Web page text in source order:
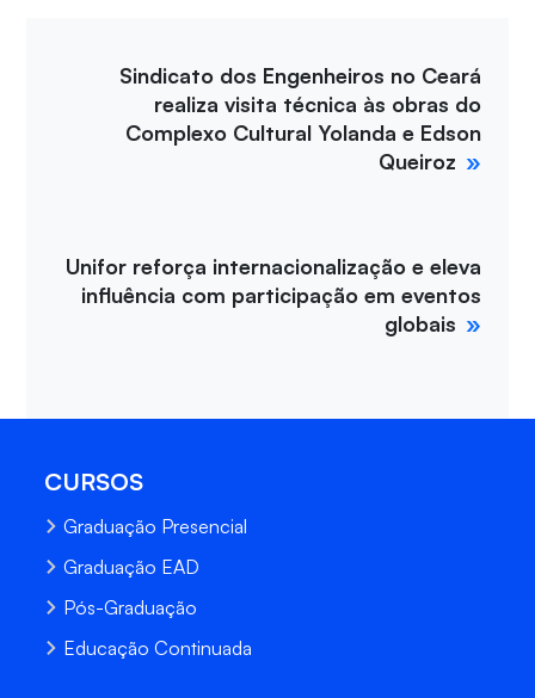
Sindicato dos Engenheiros no Ceará
realiza visita técnica às obras do
Complexo Cultural Yolanda e Edson
Queiroz
Unifor reforça internacionalização e eleva
influência com participação em eventos
globais
CURSOS
Graduação Presencial
Graduação EAD
Pós-Graduação
Educação Continuada